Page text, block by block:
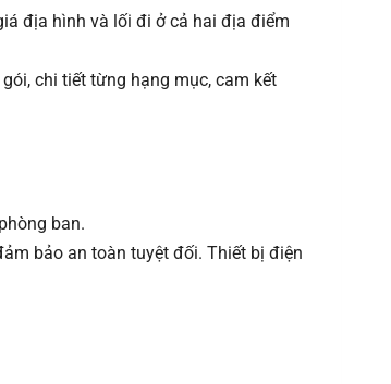
địa hình và lối đi ở cả hai địa điểm
chi tiết từng hạng mục, cam kết
ban.
bảo an toàn tuyệt đối. Thiết bị điện